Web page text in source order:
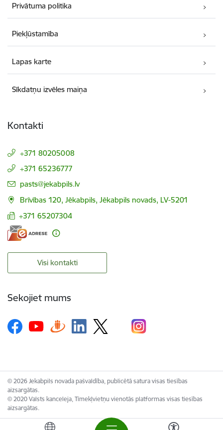
Privātuma politika
Piekļūstamība
Lapas karte
Sīkdatņu izvēles maiņa
Kontakti
+371 80205008
+371 65236777
E-pasts:
pasts@jekabpils.lv
Brīvības 120, Jēkabpils, Jēkabpils novads, LV-5201
+371 65207304
Visi kontakti
Sekojiet mums
© 2026 Jekabpils novada pašvaldība, publicētā satura visas tiesības
aizsargātas.
© 2020 Valsts kanceleja, Tīmekļvietņu vienotās platformas visas tiesības
aizsargātas.